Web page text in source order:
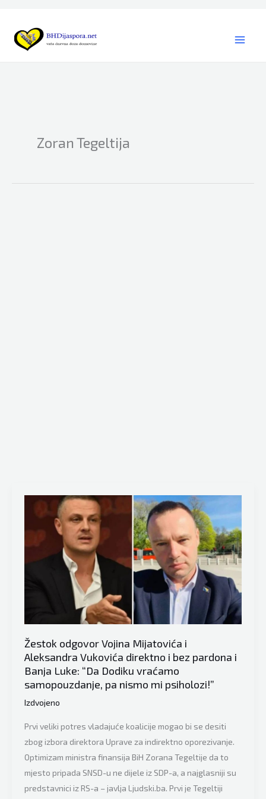
content
Zoran Tegeltija
Žestok odgovor Vojina Mijatovića i
Aleksandra Vukovića direktno i bez pardona i
Banja Luke: “Da Dodiku vraćamo
samopouzdanje, pa nismo mi psiholozi!”
Izdvojeno
Prvi veliki potres vladajuće koalicije mogao bi se desiti
zbog izbora direktora Uprave za indirektno oporezivanje.
Optimizam ministra finansija BiH Zorana Tegeltije da to
mjesto pripada SNSD-u ne dijele iz SDP-a, a najglasniji su
predstavnici iz RS-a – javlja Ljudski.ba. Prvi je Tegeltiji